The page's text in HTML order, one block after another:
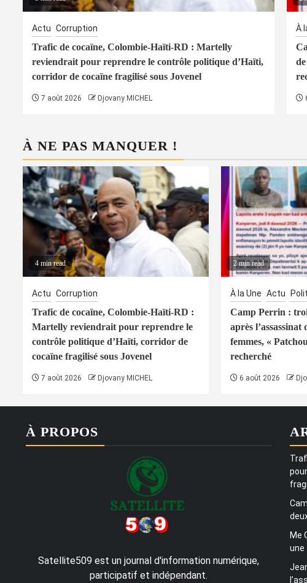
Actu Corruption
Trafic de cocaïne, Colombie-Haïti-RD : Martelly
reviendrait pour reprendre le contrôle politique d’Haïti,
corridor de cocaïne fragilisé sous Jovenel
7 août 2026 Djovany MICHEL
À
À NE PAS MANQUER !
4 min read
Actu Corruption
Trafic de cocaïne, Colombie-Haïti-RD :
Martelly reviendrait pour reprendre le
contrôle politique d’Haïti, corridor de
cocaïne fragilisé sous Jovenel
7 août 2026 Djovany MICHEL
2 min read
À la Une Actu
Camp Perrin :
après l’assassinat
femmes, «
recherché
6 août 2026
À PROPOS
Satellite509 est un journal d'information numérique,
participatif et indépendant.
Me
une